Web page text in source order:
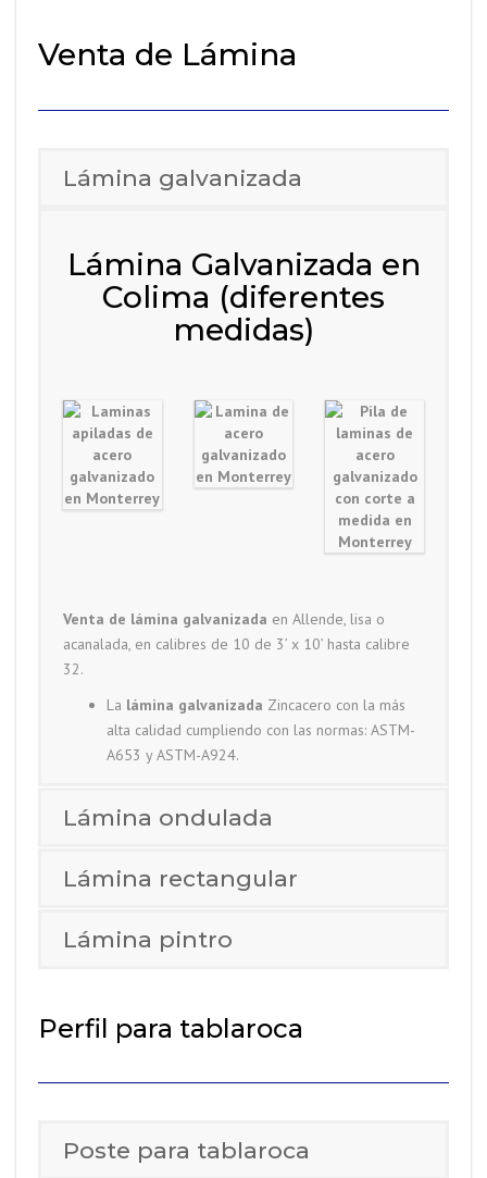
Venta de Lámina
Lámina galvanizada
Lámina Galvanizada en
Colima (diferentes
medidas)
Venta de lámina galvanizada en Allende, lisa o
acanalada, en calibres de 10 de 3’ x 10’ hasta calibre
32.
La lámina galvanizada Zincacero con la más
alta calidad cumpliendo con las normas: ASTM-
A653 y ASTM-A924.
Lámina ondulada
Lámina rectangular
Lámina pintro
Perfil para tablaroca
Poste para tablaroca